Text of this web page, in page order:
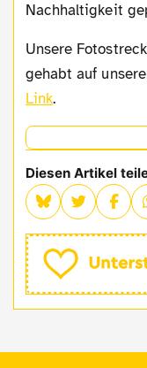
Nachhaltigkeit
Unsere Fotostrecke zum Spiel findet Ihr wie
gehabt auf
Link.
Diesen Artikel